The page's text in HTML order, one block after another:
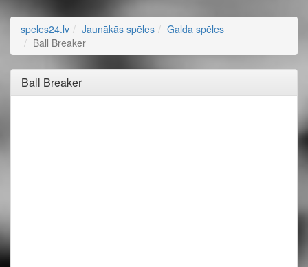
speles24.lv Jaunākās spēles
Galda spēles
Ball Breaker
Ball Breaker